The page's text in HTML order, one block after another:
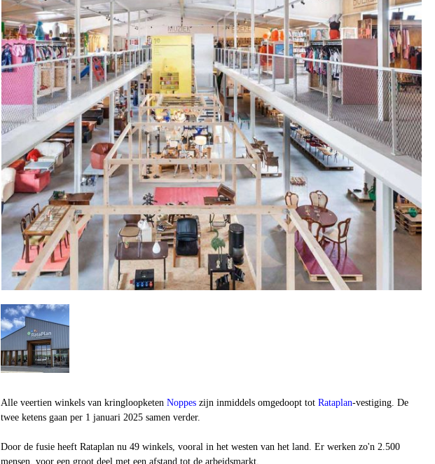
Alle veertien winkels van kringloopketen Noppes zijn inmiddels omgedoopt tot Rataplan-vestiging. De
twee ketens gaan per 1 januari 2025 samen verder.
Door de fusie heeft Rataplan nu 49 winkels, vooral in het westen van het land. Er werken zo'n 2.500
mensen, voor een groot deel met een afstand tot de arbeidsmarkt.